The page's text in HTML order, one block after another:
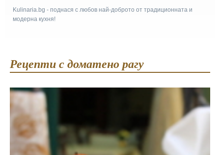
Kulinaria.bg - поднася с любов най-доброто от традиционната и
модерна кухня!
Рецепти с доматено рагу